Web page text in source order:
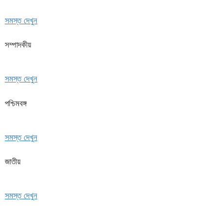
সমস্ত দেখুন
সম্পাদকীয়
সমস্ত দেখুন
পশ্চিমবঙ্গ
সমস্ত দেখুন
জাতীয়
সমস্ত দেখুন